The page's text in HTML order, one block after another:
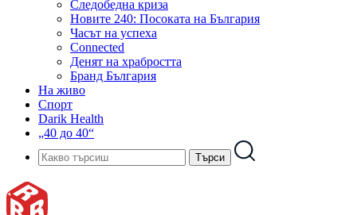
Следобедна криза
Новите 240: Посоката на България
Часът на успеха
Connected
Денят на храбростта
Бранд България
На живо
Спорт
Darik Health
„40 до 40“